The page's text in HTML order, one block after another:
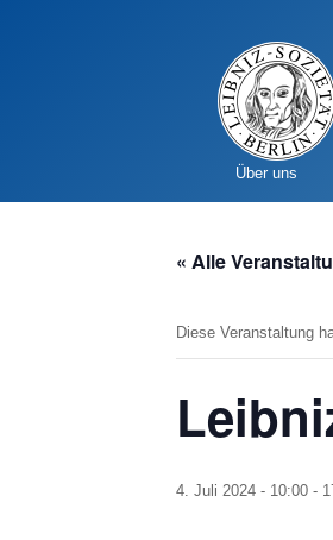
Über uns
« Alle
Diese Veranstaltung
4. Juli 2024 - 10:00 -